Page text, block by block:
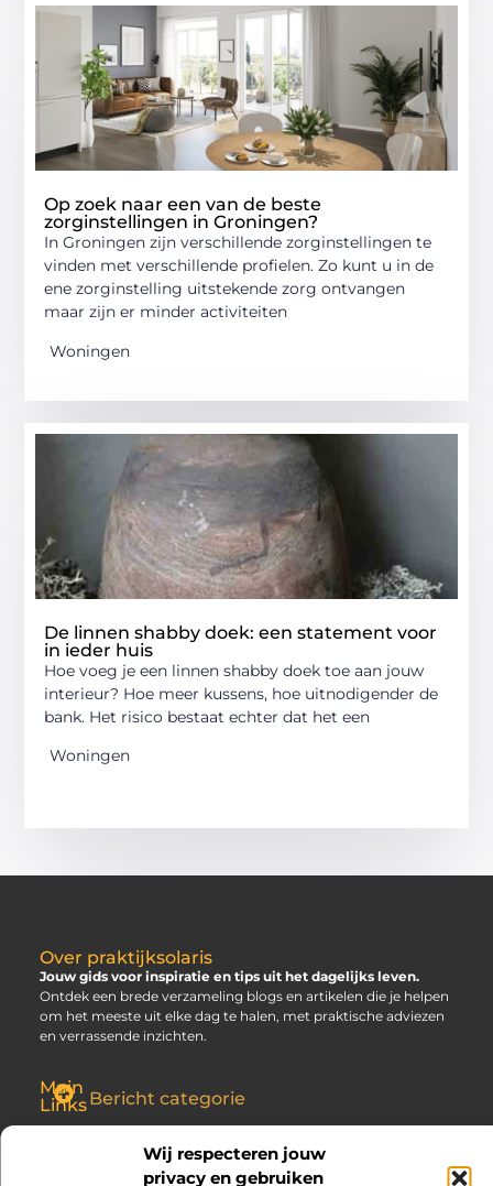
Wij respecteren jouw
privacy en gebruiken
Op zoek naar een van de beste
zorginstellingen in Groningen?
In Groningen zijn verschillende zorginstellingen te
vinden met verschillende profielen. Zo kunt u in de
ene zorginstelling uitstekende zorg ontvangen
maar zijn er minder activiteiten
Woningen
De linnen shabby doek: een statement voor
in ieder huis
Hoe voeg je een linnen shabby doek toe aan jouw
interieur? Hoe meer kussens, hoe uitnodigender de
bank. Het risico bestaat echter dat het een
Woningen
Over praktijksolaris
Jouw gids voor inspiratie en tips uit het dagelijks leven.
Ontdek een brede verzameling blogs en artikelen die je helpen
om het meeste uit elke dag te halen, met praktische adviezen
en verrassende inzichten.
Main
LinksBericht categorie